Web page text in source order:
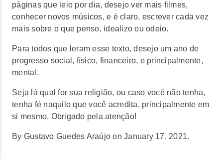
páginas que leio por dia, desejo ver mais filmes,
conhecer novos músicos, e é claro, escrever cada vez
mais sobre o que penso, idealizo ou odeio.
Para todos que leram esse texto, desejo um ano de
progresso social, físico, financeiro, e principalmente,
mental.
Seja lá qual for sua religião, ou caso você não tenha,
tenha fé naquilo que você acredita, principalmente em
si mesmo. Obrigado pela atenção!
By Gustavo Guedes Araújo on January 17, 2021.